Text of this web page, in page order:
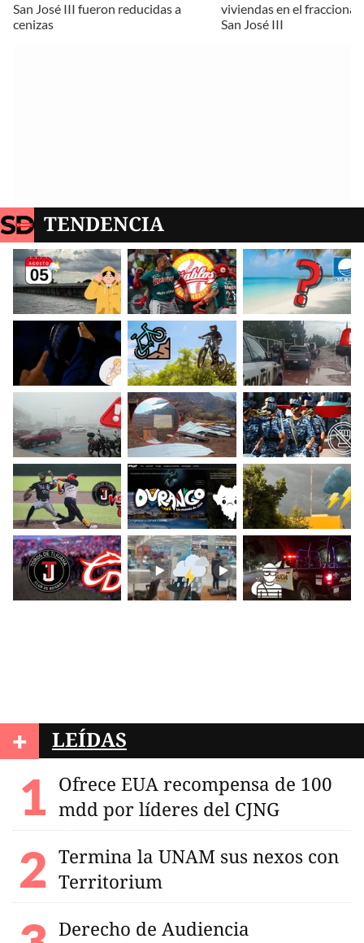
San José III fueron reducidas a
cenizas
viviendas en el
San José III
TENDENCIA
+ LEÍDAS
Ofrece EUA recompensa de 100
mdd por líderes del CJNG
Termina la UNAM sus nexos con
Territorium
Derecho de Audiencia